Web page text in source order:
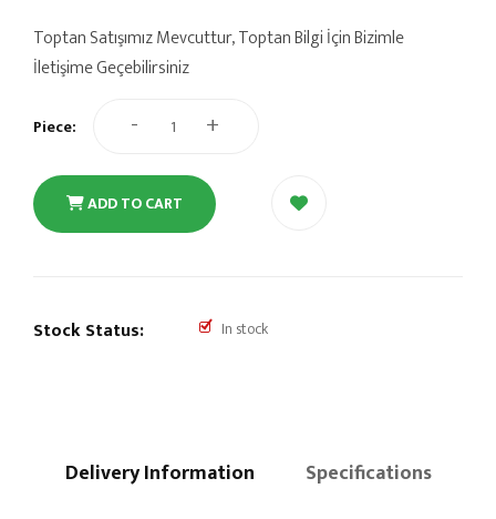
Toptan Satışımız Mevcuttur, Toptan Bilgi İçin Bizimle
İletişime Geçebilirsiniz
Piece: - +
ADD TO CART
Stock Status: In stock
Delivery Information Specifications